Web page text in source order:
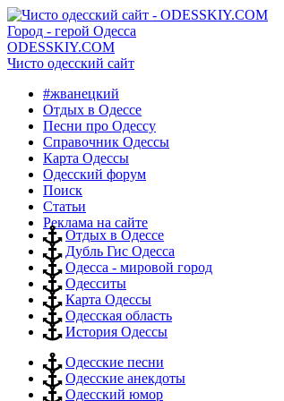
Город - герой Одесса
ODESSKIY.COM
Чисто одесский сайт
#жванецкий
Отдых в Одессе
Песни про Одессу
Справочник Одессы
Карта Одессы
Одесский форум
Поиск
Статьи
Реклама на сайте
Отдых в Одессе
Дубль Гис Одесса
Одесса - мировой город
Одесситы
Карта Одессы
Одесская область
История Одессы
Одесские песни
Одесские анекдоты
Одесский юмор